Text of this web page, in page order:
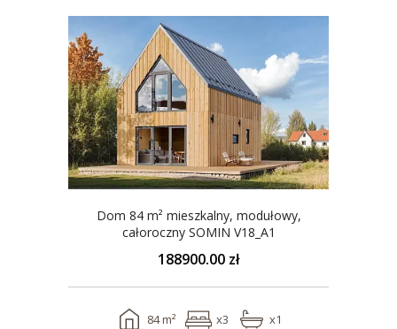
Dom 84 m² mieszkalny, modułowy,
całoroczny SOMIN V18_A1
188900.00 zł
84 m² x3 x1